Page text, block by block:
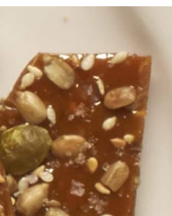
Environnement
Bien-être des animaux
Collectivité
Principes coopératifs
Diversité et inclusion
Accessibilité